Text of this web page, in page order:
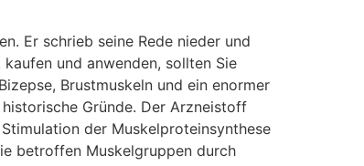
Er schrieb seine Rede nieder und
und anwenden, sollten Sie
Brustmuskeln und ein enormer
Gründe. Der Arzneistoff
der Muskelproteinsynthese
betroffen Muskelgruppen durch